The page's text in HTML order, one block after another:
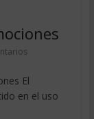
El
en el uso